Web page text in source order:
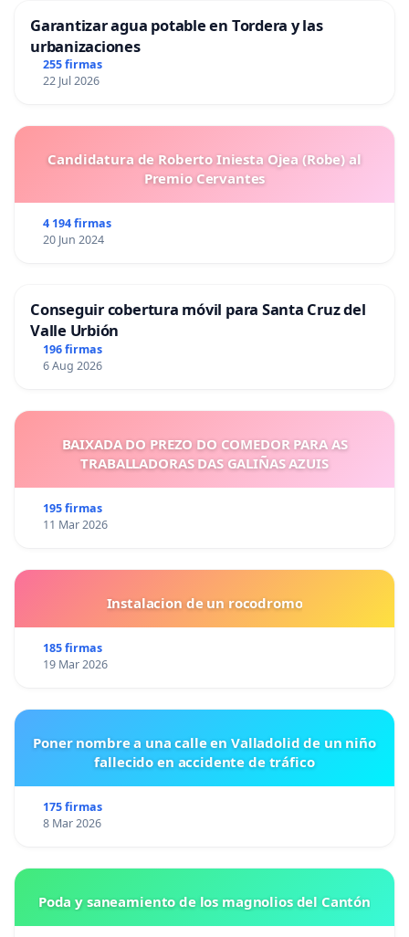
Garantizar agua potable en Tordera y las
urbanizaciones
255 firmas
22 Jul 2026
Candidatura de Roberto Iniesta Ojea (Robe) al
Premio Cervantes
4 194 firmas
20 Jun 2024
Conseguir cobertura móvil para Santa Cruz del
Valle Urbión
196 firmas
6 Aug 2026
BAIXADA DO PREZO DO COMEDOR PARA AS
TRABALLADORAS DAS GALIÑAS AZUIS
195 firmas
11 Mar 2026
Instalacion de un rocodromo
185 firmas
19 Mar 2026
Poner nombre a una calle en Valladolid de un niño
fallecido en accidente de tráfico
175 firmas
8 Mar 2026
Poda y saneamiento de los magnolios del Cantón